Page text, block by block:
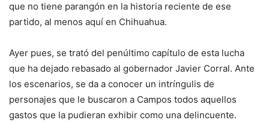
que no tiene parangón en la historia reciente de ese
partido, al menos aquí en Chihuahua.
Ayer pues, se trató del penúltimo capítulo de esta lucha
que ha dejado rebasado al gobernador Javier Corral. Ante
los escenarios, se da a conocer un intríngulis de
personajes que le buscaron a Campos todos aquellos
gastos que la pudieran exhibir como una delincuente.